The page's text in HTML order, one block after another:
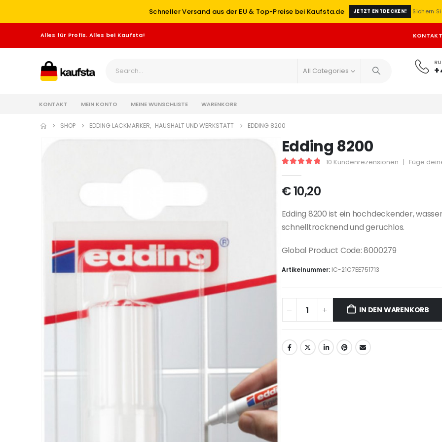
Schneller Versand aus der EU & Top-Preise bei Kaufsta.de JETZT ENTDECKEN! Sichern
Alles für Profis. Alles bei Kaufsta! KONTAKT
All Categories
KONTAKT MEIN KONTO MEINE WUNSCHLISTE WARENKORB
SHOP EDDING LACKMARKER, HAUSHALT UND WERKSTATT EDDING 8200
Edding 8200
10 Kundenrezensionen | Füge
€10,20
Edding 8200 ist ein hochdeckender,
schnelltrocknend und geruchlos.
Global Product Code: 8000279
Artikelnummer: IC-21C7EE751713
IN DEN WARENKORB